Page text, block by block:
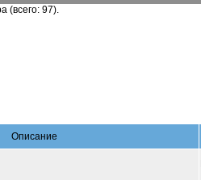
(всего: 97).
Описание